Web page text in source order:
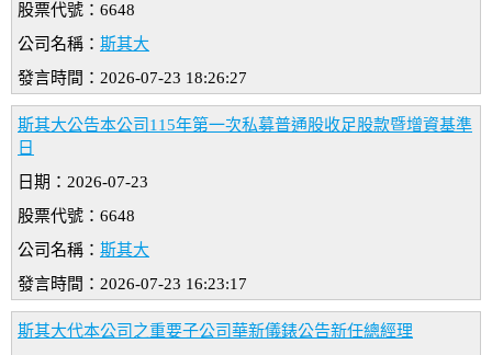
股票代號：6648
公司名稱： 斯其大
發言時間：2026-07-23 18:26:27
斯其大公告本公司115年第一次私募普通股收足股款暨增資基準
日
日期：2026-07-23
股票代號：6648
公司名稱： 斯其大
發言時間：2026-07-23 16:23:17
斯其大代本公司之重要子公司華新儀錶公告新任總經理